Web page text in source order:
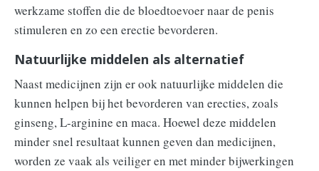
werkzame stoffen die de bloedtoevoer naar de penis
stimuleren en zo een erectie bevorderen.
Natuurlijke middelen als alternatief
Naast medicijnen zijn er ook natuurlijke middelen die
kunnen helpen bij het bevorderen van erecties, zoals
ginseng, L-arginine en maca. Hoewel deze middelen
minder snel resultaat kunnen geven dan medicijnen,
worden ze vaak als veiliger en met minder bijwerkingen